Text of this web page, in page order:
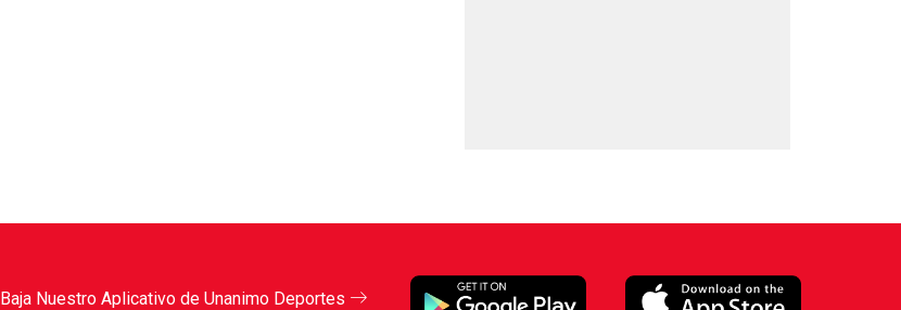
Baja Nuestro Aplicativo de Unanimo Deportes